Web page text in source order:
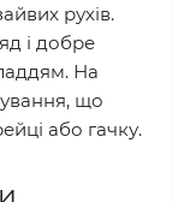
рухів.
і добре
На
що
або гачку.